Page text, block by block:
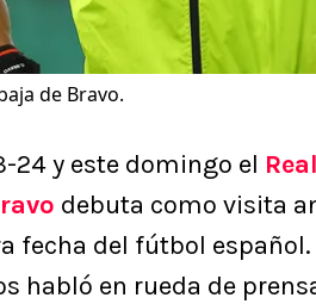
de Bravo.
24 y este domingo el
debuta como visita
fecha del fútbol español.
habló en rueda de